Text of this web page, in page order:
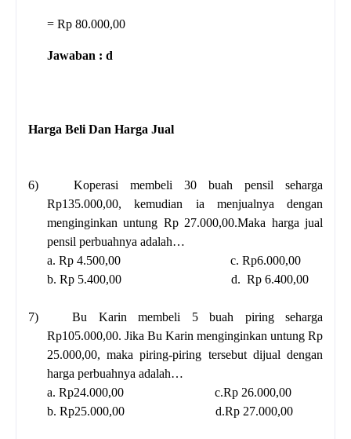
= Rp 80.000,00
Jawaban : d
Harga Beli Dan Harga Jual
6)
Koperasi membeli 30 buah pensil seharga
Rp135.000,00, kemudian ia menjualnya dengan
menginginkan untung Rp 27.000,00.Maka harga jual
pensil perbuahnya adalah…
a. Rp 4.500,00 c. Rp6.000,00
b. Rp 5.400,00 d. Rp 6.400,00
7)
Bu Karin membeli 5 buah piring seharga
Rp105.000,00. Jika Bu Karin menginginkan untung Rp
25.000,00, maka piring-piring tersebut dijual dengan
harga perbuahnya adalah…
a. Rp24.000,00 c.Rp 26.000,00
b. Rp25.000,00 d.Rp 27.000,00